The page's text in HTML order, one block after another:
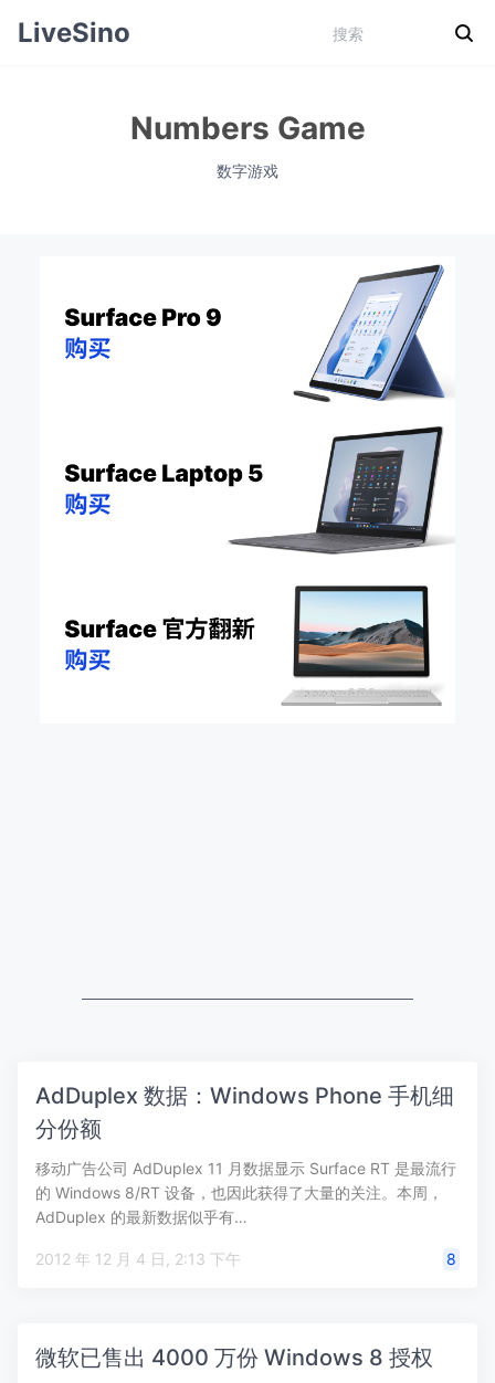
LiveSino
Numbers Game
数字游戏
AdDuplex 数据：Windows Phone 手机细
分份额
移动广告公司 AdDuplex 11 月数据显示 Surface RT 是最流行
的 Windows 8/RT 设备，也因此获得了大量的关注。本周，
AdDuplex 的最新数据似乎有…
2012 年 12 月 4 日, 2:13 下午 8
微软已售出 4000 万份 Windows 8 授权